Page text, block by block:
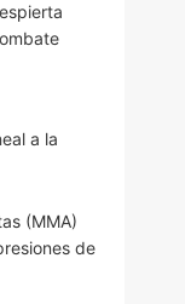
a la
(MMA)
de